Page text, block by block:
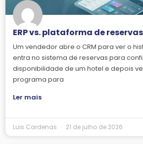
ERP vs. plataforma de reservas
Um vendedor abre o CRM para ver o
entra no sistema de reservas para
disponibilidade de um hotel e depois
programa para
Ler mais
Luis Cardenas 21 de julho de 2026